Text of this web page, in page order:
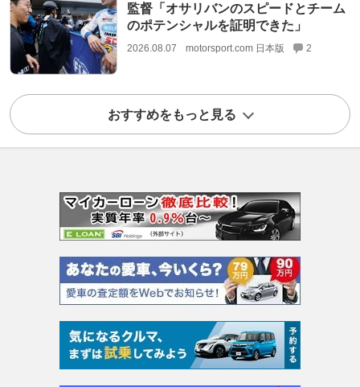
監督「オサリバンのスピードとチーム
のポテンシャルを証明できた」
2026.08.07 motorsport.com 日本版 2
おすすめをもっと見る